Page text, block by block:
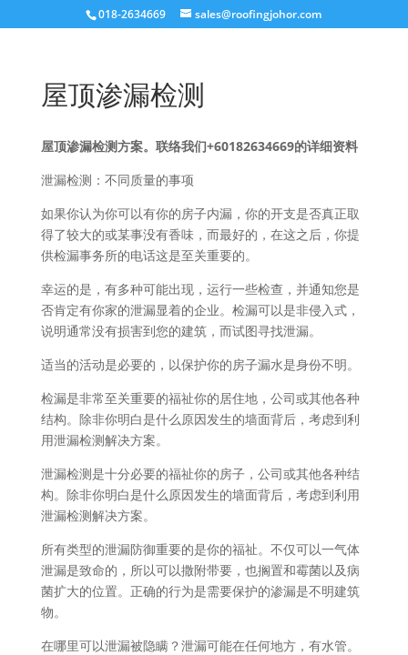
018-2634669 sales@roofingjohor.com
屋顶渗漏检测
屋顶渗漏检测方案。联络我们+60182634669的详细资料
泄漏检测：不同质量的事项
如果你认为你可以有你的房子内漏，你的开支是否真正取
得了较大的或某事没有香味，而最好的，在这之后，你提
供检漏事务所的电话这是至关重要的。
幸运的是，有多种可能出现，运行一些检查，并通知您是
否肯定有你家的泄漏显着的企业。检漏可以是非侵入式，
说明通常没有损害到您的建筑，而试图寻找泄漏。
适当的活动是必要的，以保护你的房子漏水是身份不明。
检漏是非常至关重要的福祉你的居住地，公司或其他各种
结构。除非你明白是什么原因发生的墙面背后，考虑到利
用泄漏检测解决方案。
泄漏检测是十分必要的福祉你的房子，公司或其他各种结
构。除非你明白是什么原因发生的墙面背后，考虑到利用
泄漏检测解决方案。
所有类型的泄漏防御重要的是你的福祉。不仅可以一气体
泄漏是致命的，所以可以撒附带要，也搁置和霉菌以及病
菌扩大的位置。正确的行为是需要保护的渗漏是不明建筑
物。
在哪里可以泄漏被隐瞒？泄漏可能在任何地方，有水管。